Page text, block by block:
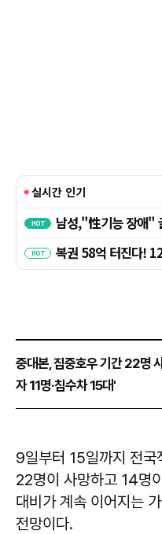
중대본, 집중호우 기간 22명
자 11명·침수차 15대'
9일부터 15일까지 전국
22명이 사망하고 14명
대비가 계속 이어지는
전망이다.